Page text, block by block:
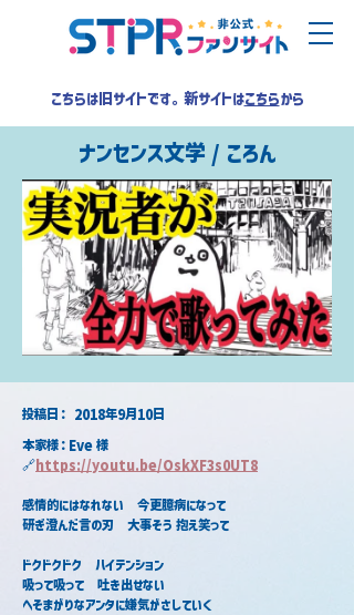
こちらは旧サイトです。新サイトはこちらから
ナンセンス文学 / ころん
2018年9月10日
​投稿日：
本家様：Eve 様
🔗https://youtu.be/OskXF3s0UT8
感情的にはなれない　今更臆病になって
研ぎ澄んだ言の刃　大事そう 抱え笑って
ドクドクドク　ハイテンション
吸って吸って　吐き出せない
へそまがりなアンタに嫌気がさしていく